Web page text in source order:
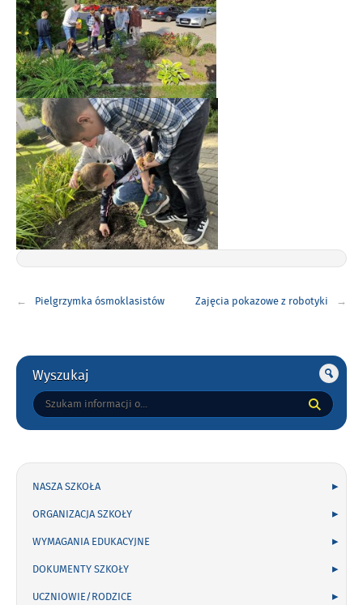
wpisuPielgrzymka ósmoklasistów Zajęcia pokazowe z robotyki
Gorne
Wyszukaj
Tutaj
wpisz
NASZA SZKOŁA
ORGANIZACJA SZKOŁY
WYMAGANIA EDUKACYJNE
DOKUMENTY SZKOŁY
UCZNIOWIE/RODZICE